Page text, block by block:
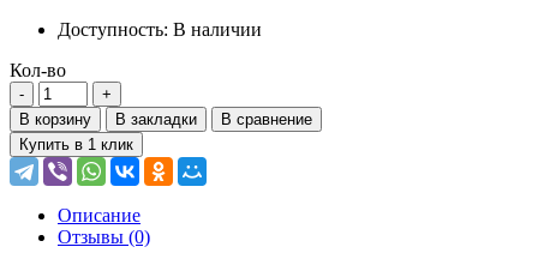
Доступность: В наличии
Кол-во
В корзину В закладки
В сравнение
Купить в 1 клик
Описание
Отзывы (0)